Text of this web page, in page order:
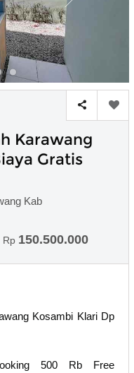
Karawang
Gratis
Kab
Rp 150.500.000
Kosambi Klari Dp
500 Rb Free
pada kotak-